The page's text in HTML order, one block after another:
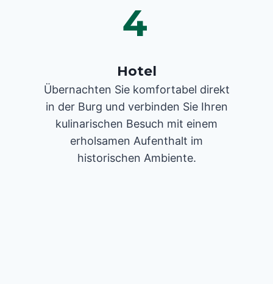
4
Hotel
Übernachten Sie komfortabel direkt
in der Burg und verbinden Sie Ihren
kulinarischen Besuch mit einem
erholsamen Aufenthalt im
historischen Ambiente.